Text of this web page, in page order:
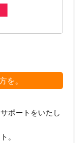
を。
ポートをいたし
。